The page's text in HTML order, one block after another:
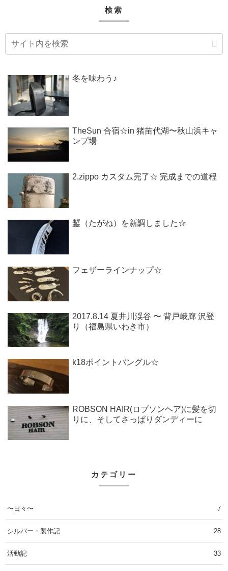
検索
冬を味わう♪
TheSun 合宿☆in 猪苗代湖〜秋山浜キャ
ンプ場
2.zippo カスタム完了☆ 完成までの道程
鏨（たがね）を新調しました☆
フェザーラインナップ☆
2017.8.14 夏井川渓谷 〜 背戸峨廊 沢登
り（福島県いわき市）
k18ポイントバングル☆
ROBSON HAIR(ロブソンヘア)に髪を切
りに、そしてさっぱりダンディーに
カテゴリー
〜日々〜 7
シルバー・製作記 28
活動記 33